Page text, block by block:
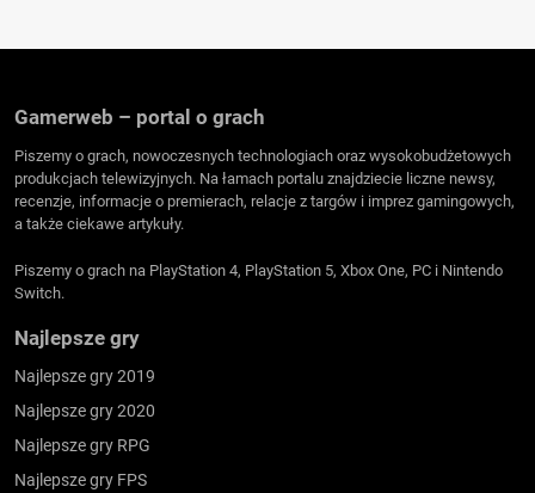
Gamerweb – portal o grach
Piszemy o grach, nowoczesnych technologiach oraz wysokobudżetowych
produkcjach telewizyjnych. Na łamach portalu znajdziecie liczne newsy,
recenzje, informacje o premierach, relacje z targów i imprez gamingowych,
a także ciekawe artykuły.
Piszemy o grach na PlayStation 4, PlayStation 5, Xbox One, PC i Nintendo
Switch.
Najlepsze gry
Najlepsze gry 2019
Najlepsze gry 2020
Najlepsze gry RPG
Najlepsze gry FPS